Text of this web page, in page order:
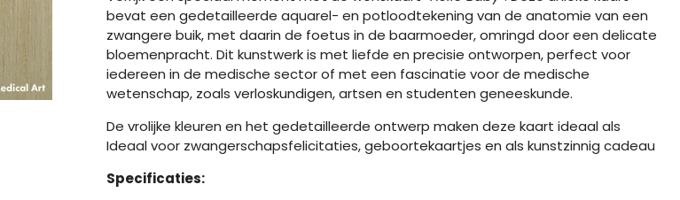
bevat een gedetailleerde aquarel- en potloodtekening van de anatomie van een
zwangere buik, met daarin de foetus in de baarmoeder, omringd door een delicate
bloemenpracht. Dit kunstwerk is met liefde en precisie ontworpen, perfect voor
iedereen in de medische sector of met een fascinatie voor de medische
wetenschap, zoals verloskundigen, artsen en studenten geneeskunde.
De vrolijke kleuren en het gedetailleerde ontwerp maken deze kaart ideaal als
Ideaal voor zwangerschapsfelicitaties, geboortekaartjes en als kunstzinnig cadeau
Specificaties: